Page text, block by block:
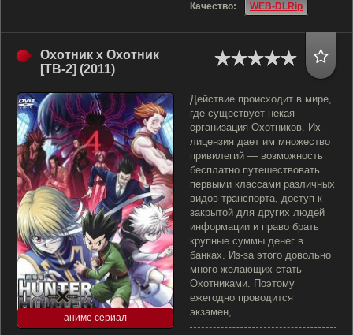
Качество:
WEB-DLRip
Охотник х Охотник
[ТВ-2] (2011)
аниме сериал
Действие происходит в мире,
где существует некая
организация Охотников. Их
лицензия дает им множество
привилегий — возможность
бесплатно путешествовать
первыми классами различных
видов транспорта, доступ к
закрытой для других людей
информации и право брать
крупные суммы денег в
банках. Из-за этого довольно
много желающих стать
Охотниками. Поэтому
ежегодно проводится
экзамен,